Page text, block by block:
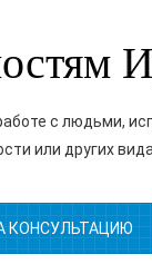
с людьми,
или других
КОНСУЛЬТАЦИЮ